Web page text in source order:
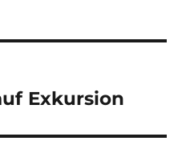
Exkursion